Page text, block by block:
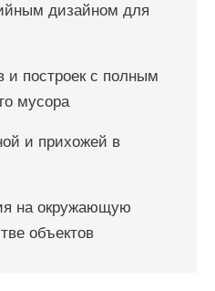
дизайном для
и построек с полным
мусора
и прихожей в
на окружающую
объектов